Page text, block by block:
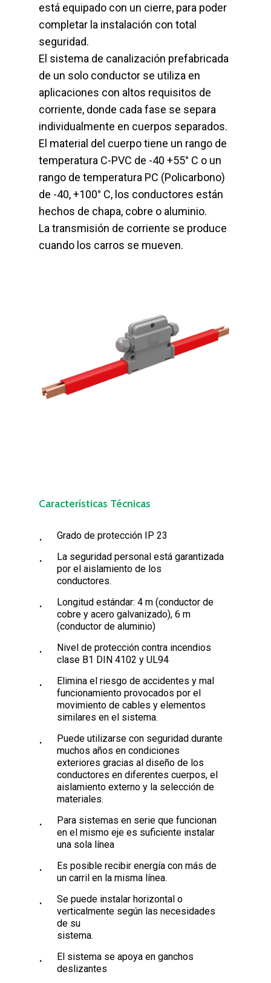
está equipado con un cierre, para poder
completar la instalación con total
seguridad.
El sistema de canalización prefabricada
de un solo conductor se utiliza en
aplicaciones con altos requisitos de
corriente, donde cada fase se separa
individualmente en cuerpos separados.
El material del cuerpo tiene un rango de
temperatura C-PVC de -40 +55° C o un
rango de temperatura PC (Policarbono)
de -40, +100° C, los conductores están
hechos de chapa, cobre o aluminio.
La transmisión de corriente se produce
cuando los carros se mueven.
Características Técnicas
Grado de protección IP 23
La seguridad personal está garantizada
por el aislamiento de los
conductores.
Longitud estándar: 4 m (conductor de
cobre y acero galvanizado), 6 m
(conductor de aluminio)
Nivel de protección contra incendios
clase B1 DIN 4102 y UL94
Elimina el riesgo de accidentes y mal
funcionamiento provocados por el
movimiento de cables y elementos
similares en el sistema.
Puede utilizarse con seguridad durante
muchos años en condiciones
exteriores gracias al diseño de los
conductores en diferentes cuerpos, el
aislamiento externo y la selección de
materiales.
Para sistemas en serie que funcionan
en el mismo eje es suficiente instalar
una sola línea
Es posible recibir energía con más de
un carril en la misma línea.
Se puede instalar horizontal o
verticalmente según las necesidades
de su
sistema.
El sistema se apoya en ganchos
deslizantes